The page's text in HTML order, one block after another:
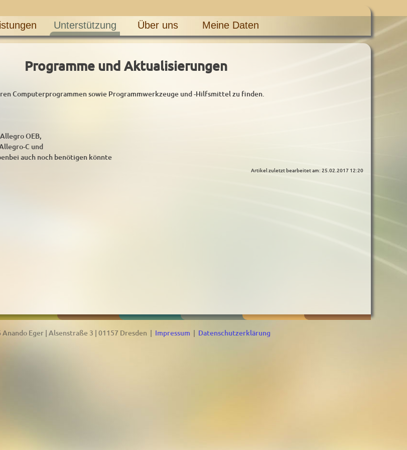
Unterstützung Über uns Meine Daten
Programme und Aktualisierungen
Computerprogrammen sowie Programmwerkzeuge und -Hilfsmittel zu finden.
OEB,
C und
auch noch benötigen könnte
Artikel zuletzt bearbeitet am: 25.02.2017 12:20
Anando Eger | Alsenstraße 3 | 01157 Dresden | Impressum | Datenschutzerklärung